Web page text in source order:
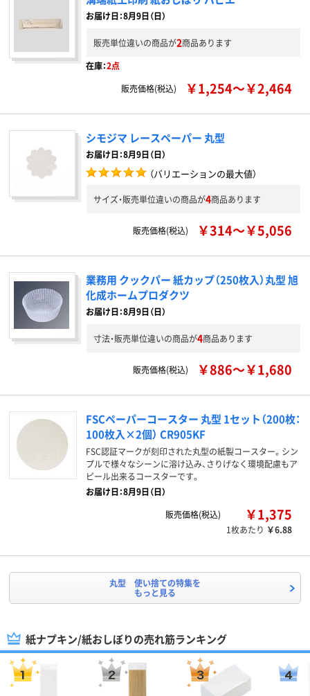
お届け日：8月9日（日）
販売単位違いの商品が2商品あります
在庫：2点
販売価格(税込)
￥1,254～￥2,464
シモジマ レースペーパー 丸型
お届け日：8月9日（日）
（バリエーションの最大値）
サイズ・販売単位違いの商品が4商品あります
販売価格(税込) ￥314～￥5,056
業務用 クックパー 紙カップ（250枚入）丸型 旭
化成ホームプロダクツ
お届け日：8月9日（日）
寸法・販売単位違いの商品が4商品あります
販売価格(税込) ￥886～￥1,680
FSCペーパーコースター 丸型 1セット（200枚：
100枚入×2個） CR905KF
FSC認証マークが刻印された丸型の紙製コースター。シン
プルで様々なシーンに溶け込み、さりげなく環境配慮もア
ピール出来るコースターです。
お届け日：8月9日（日）
販売価格(税込)
￥1,375
1枚あたり ￥6.88
丸型 使い捨ての特集を
もっと見る
紙ナプキン/紙おしぼりの売れ筋ランキング